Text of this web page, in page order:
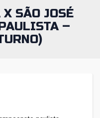
SÃO JOSÉ
–